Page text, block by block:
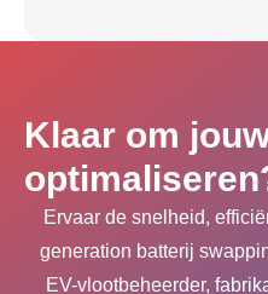
Klaar om
Ervaar de snelheid,
generation batterij
EV-vlootbeheerder,